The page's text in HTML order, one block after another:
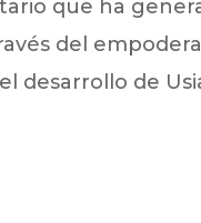
que ha
del
desarrollo de